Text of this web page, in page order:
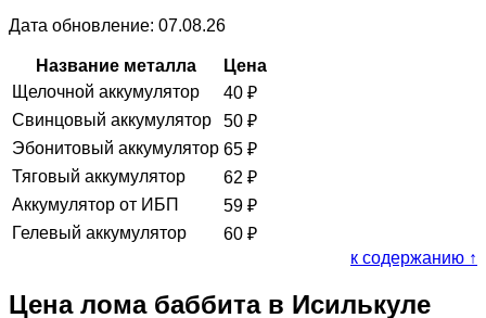
Дата обновление: 07.08.26
Название металла
Цена
Щелочной аккумулятор
40 ₽
Свинцовый аккумулятор
50 ₽
Эбонитовый аккумулятор 65 ₽
Тяговый аккумулятор
62 ₽
Аккумулятор от ИБП
59 ₽
Гелевый аккумулятор
60 ₽
к содержанию ↑
Цена лома баббита в Исилькуле